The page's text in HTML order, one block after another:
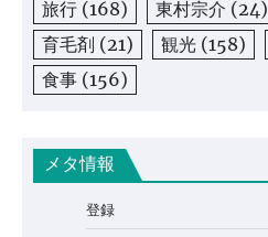
旅行 (168) 東村宗介 (24)
育毛剤 (21) 観光 (158)
食事 (156)
メタ情報
登録